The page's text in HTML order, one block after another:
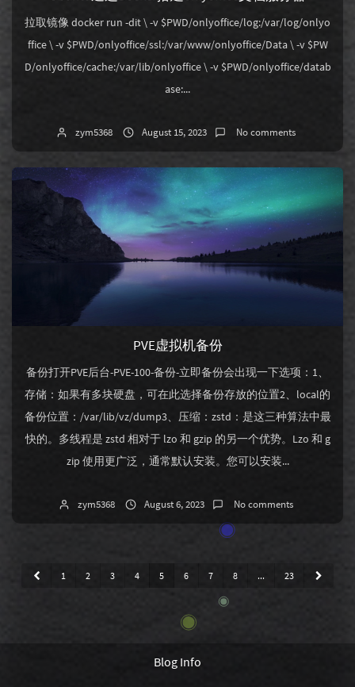
拉取镜像 docker run -dit \ -v $PWD/onlyoffice/log:/var/log/onlyo
ffice \ -v $PWD/onlyoffice/ssl:/var/www/onlyoffice/Data \ -v $PW
D/onlyoffice/cache:/var/lib/onlyoffice \ -v $PWD/onlyoffice/datab
ase:...
zym5368 August 15, 2023 No comments
PVE虚拟机备份
备份打开PVE后台-PVE-100-备份-立即备份会出现一下选项：1、
存储：如果有多块硬盘，可在此选择备份存放的位置2、local的
备份位置：/var/lib/vz/dump3、压缩：zstd：是这三种算法中最
快的。多线程是 zstd 相对于 lzo 和 gzip 的另一个优势。Lzo 和 g
zip 使用更广泛，通常默认安装。您可以安装...
zym5368 August 6, 2023 No comments
1 2 3 4 5 6 7 8 ... 23
Blog Info